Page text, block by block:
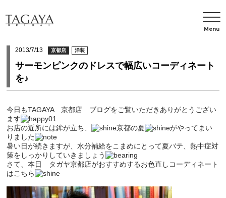
Menu
2013/7/13 京都店 洋装
サーモンピンクのドレスで幅広いコーディネート
を♪
今日もTAGAYA 京都店 ブログをご覧いただきありがとうござい
ます
お店の近所には鉾が立ち、
京都の夏
がやってまい
りました
暑い日が続きますが、水分補給をこまめにとって夏バテ、熱中症対
策をしっかりしていきましょう
さて、本日 タガヤ京都店がおすすめするお色直しコーディネート
はこちら